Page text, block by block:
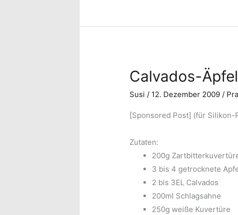
Calvados-Äpfel
Susi / 12. Dezember 2009 /
[Sponsored Post] (für Silikon-
Zutaten:
200g
3 bis 4 getrocknete
2 bis 3EL Calvados
200ml Schlagsahne
250g weiße Kuvertüre